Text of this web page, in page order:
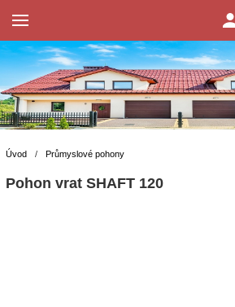
Úvod / Průmyslové pohony
Pohon vrat SHAFT 120